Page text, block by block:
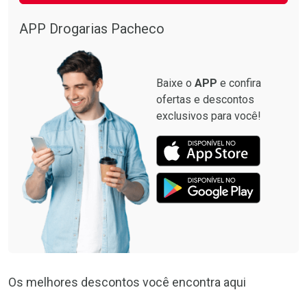
APP Drogarias Pacheco
Baixe o APP e confira
ofertas e descontos
exclusivos para você!
Os melhores descontos você encontra aqui